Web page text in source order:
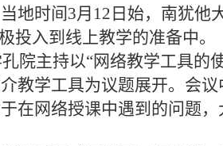
地时间3月 12 日始，南犹他
投入到线上教学的准备中。
院主持以“网络教学工具的
教学工具为议题展开。会
在网络授课中遇到的问题